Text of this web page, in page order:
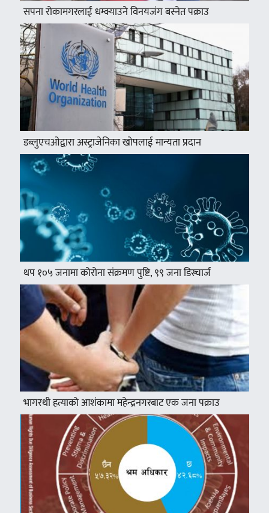
सपना रोकामगरलाई धम्क्याउने विनयजंग बस्नेत पक्राउ
डब्लुएचओद्वारा अस्ट्राजेनिका खोपलाई मान्यता प्रदान
थप १०५ जनामा कोरोना संक्रमण पुष्टि, ९९ जना डिस्चार्ज
भागरथी हत्याको आशंकामा महेन्द्रनगरबाट एक जना पक्राउ